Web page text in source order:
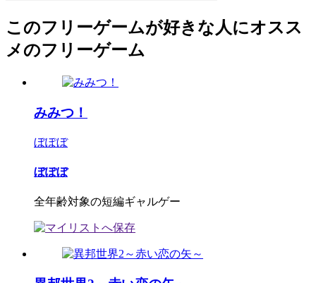
このフリーゲームが好きな人にオスス
メのフリーゲーム
みみつ！
ぼぽぼ
ぼぽぼ
全年齢対象の短編ギャルゲー